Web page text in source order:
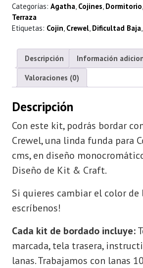
Categorías: Agatha, Cojines, Dormitorio,
Terraza
Etiquetas: Cojin, Crewel, Dificultad Baja,
Descripción Información
Valoraciones (0)
Descripción
Con este kit, podrás bordar
Crewel, una linda funda para
cms, en diseño
Diseño de Kit & Craft.
Si quieres cambiar el color de
escríbenos!
Cada kit de bordado incluye:
marcada, tela trasera,
lanas. Trabajamos con lanas